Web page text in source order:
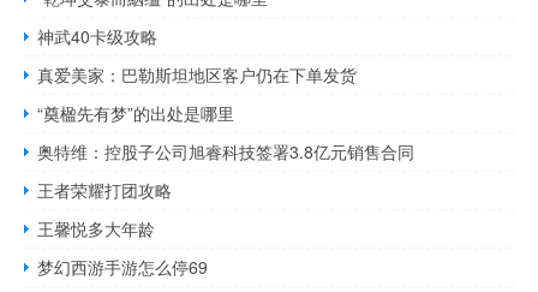
神武40卡级攻略
真爱美家：巴勒斯坦地区客户仍在下单发货
“奠楹先有梦”的出处是哪里
奥特维：控股子公司旭睿科技签署3.8亿元销售合同
王者荣耀打团攻略
王馨悦多大年龄
梦幻西游手游怎么停69